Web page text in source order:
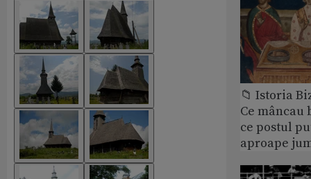
📁 Istoria
Ce
ce postul
aproape